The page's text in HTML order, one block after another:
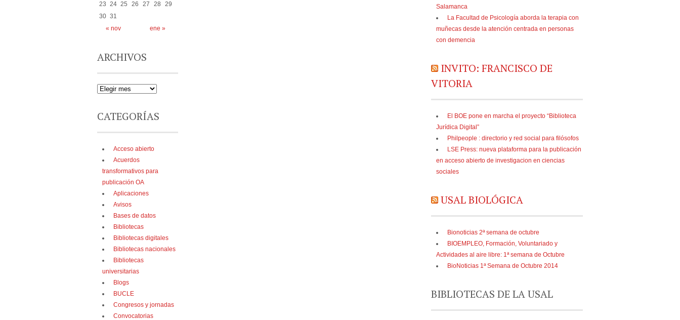
Salamanca
La Facultad de Psicología aborda la terapia con
muñecas desde la atención centrada en personas
con demencia
INVITO: FRANCISCO DE
VITORIA
El BOE pone en marcha el proyecto “Biblioteca
Jurídica Digital”
Philpeople : directorio y red social para filósofos
LSE Press: nueva plataforma para la publicación
en acceso abierto de investigacion en ciencias
sociales
USAL BIOLÓGICA
Bionoticias 2ª semana de octubre
BIOEMPLEO, Formación, Voluntariado y
Actividades al aire libre: 1ª semana de Octubre
BioNoticias 1ª Semana de Octubre 2014
BIBLIOTECAS DE LA USAL
« nov ene »
23 24 25 26 27 28
29
30 31
ARCHIVOS
CATEGORÍAS
Acceso abierto
Acuerdos
transformativos para
publicación OA
Aplicaciones
Avisos
Bases de datos
Bibliotecas
Bibliotecas digitales
Bibliotecas nacionales
Bibliotecas
universitarias
Blogs
BUCLE
Congresos y jornadas
Convocatorias